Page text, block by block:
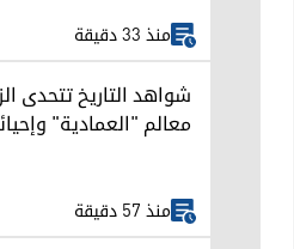
منذ 33 دقيقة
شواهد التاريخ تتحدى
معالم "العمادية"
منذ 57 دقيقة